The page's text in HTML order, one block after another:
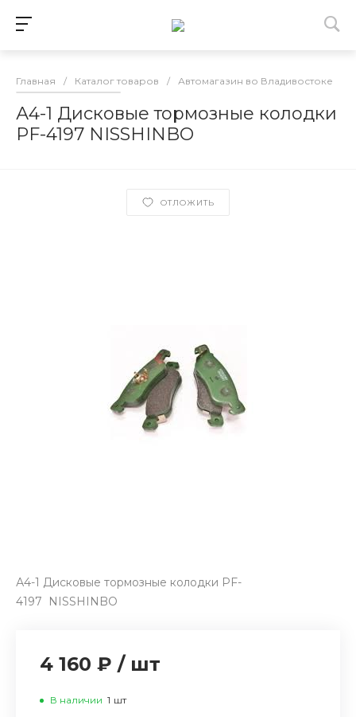
Главная / Каталог товаров / Автомагазин во Владивостоке
А4-1 Дисковые тормозные колодки
PF-4197 NISSHINBO
ОТЛОЖИТЬ
А4-1 Дисковые тормозные колодки PF-
4197 NISSHINBO
4 160 ₽ / шт
В наличии 1 шт